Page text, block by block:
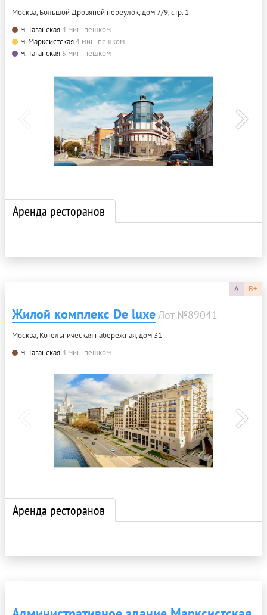
Москва, Большой Дровяной переулок, дом 7/9, стр. 1
м. Таганская4 мин. пешком
м. Марксистская4 мин. пешком
м. Таганская 5 мин. пешком
Аренда ресторанов
A B+
Жилой комплекс De luxeЛот №89041
Москва, Котельническая набережная, дом 31
м. Таганская4 мин. пешком
Аренда ресторанов